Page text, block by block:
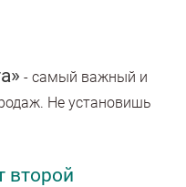
- самый важный и
Не установишь
второй